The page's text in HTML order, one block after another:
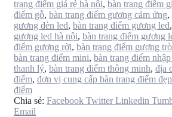
trang điểm giá rẻ hà nội, bàn trang điểm
điểm gỗ, bàn trang điểm gương cảm ứng,
gương đèn led, bàn trang điểm gương led,
gương led hà nội, bàn trang điểm gương
điểm gương rời, bàn trang điểm gương
bàn trang điểm mini, bàn trang điểm
thanh lý, bàn trang điểm thông minh, địa
điểm, đơn vị cung cấp bàn trang điểm đẹp
điểm
Chia sẻ: Facebook Twitter Linkedin
Email